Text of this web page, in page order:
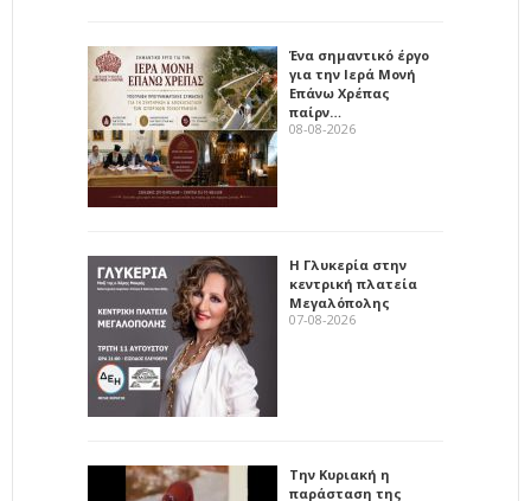
Ένα σημαντικό έργο
για την Ιερά Μονή
Επάνω Χρέπας
παίρν…
08-08-2026
Η Γλυκερία στην
κεντρική πλατεία
Μεγαλόπολης
07-08-2026
Την Κυριακή η
παράσταση της